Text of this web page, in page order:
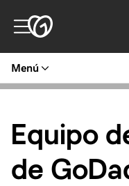
Menú
Equipo
de